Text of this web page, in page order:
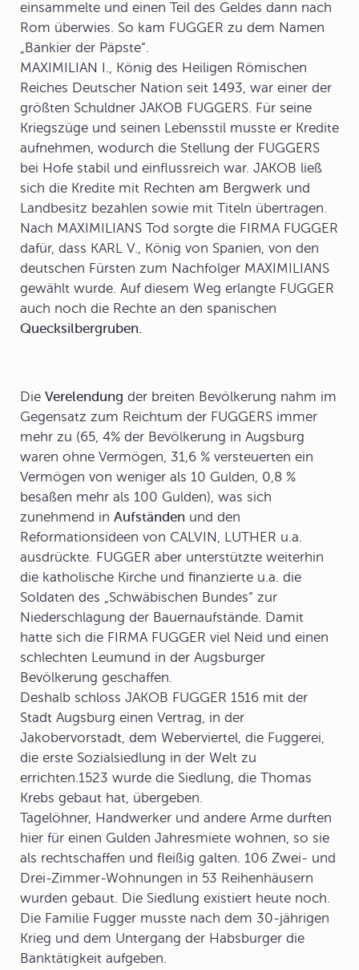
einsammelte und einen Teil des Geldes dann nach
Rom überwies. So kam FUGGER zu dem Namen
„Bankier der Päpste“.
MAXIMILIAN I., König des Heiligen Römischen
Reiches Deutscher Nation seit 1493, war einer der
größten Schuldner JAKOB FUGGERS. Für seine
Kriegszüge und seinen Lebensstil musste er Kredite
aufnehmen, wodurch die Stellung der FUGGERS
bei Hofe stabil und einflussreich war. JAKOB ließ
sich die Kredite mit Rechten am Bergwerk und
Landbesitz bezahlen sowie mit Titeln übertragen.
Nach MAXIMILIANS Tod sorgte die FIRMA FUGGER
dafür, dass KARL V., König von Spanien, von den
deutschen Fürsten zum Nachfolger MAXIMILIANS
gewählt wurde. Auf diesem Weg erlangte FUGGER
auch noch die Rechte an den spanischen
Quecksilbergruben.
Die Verelendung der breiten Bevölkerung nahm im
Gegensatz zum Reichtum der FUGGERS immer
mehr zu (65, 4% der Bevölkerung in Augsburg
waren ohne Vermögen, 31,6 % versteuerten ein
Vermögen von weniger als 10 Gulden, 0,8 %
besaßen mehr als 100 Gulden), was sich
zunehmend in Aufständen und den
Reformationsideen von CALVIN, LUTHER u.a.
ausdrückte. FUGGER aber unterstützte weiterhin
die katholische Kirche und finanzierte u.a. die
Soldaten des „Schwäbischen Bundes“ zur
Niederschlagung der Bauernaufstände. Damit
hatte sich die FIRMA FUGGER viel Neid und einen
schlechten Leumund in der Augsburger
Bevölkerung geschaffen.
Deshalb schloss JAKOB FUGGER 1516 mit der
Stadt Augsburg einen Vertrag, in der
Jakobervorstadt, dem Weberviertel, die Fuggerei,
die erste Sozialsiedlung in der Welt zu
errichten.1523 wurde die Siedlung, die Thomas
Krebs gebaut hat, übergeben.
Tagelöhner, Handwerker und andere Arme durften
hier für einen Gulden Jahresmiete wohnen, so sie
als rechtschaffen und fleißig galten. 106 Zwei- und
Drei-Zimmer-Wohnungen in 53 Reihenhäusern
wurden gebaut. Die Siedlung existiert heute noch.
Die Familie Fugger musste nach dem 30-jährigen
Krieg und dem Untergang der Habsburger die
Banktätigkeit aufgeben.